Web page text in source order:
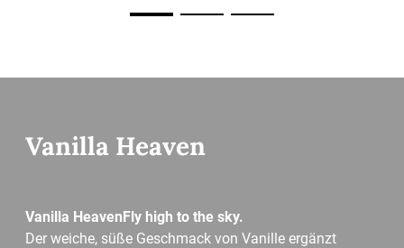
Vanilla Heaven
Vanilla HeavenFly high to the sky.
Der weiche, süße Geschmack von Vanille ergänzt